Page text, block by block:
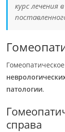
курс лечения
патологии.
справа